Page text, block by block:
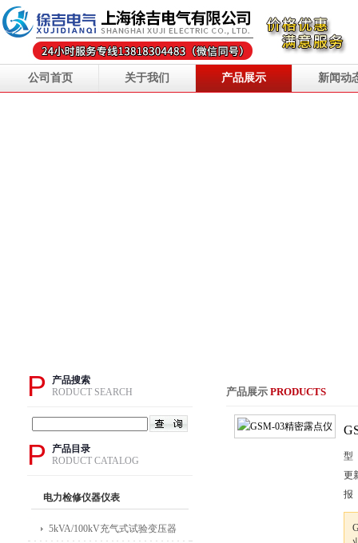
公司首页 关于我们 产品展示 新闻动
产品展示 PRODUCTS
型
更
报
P
产品搜索
RODUCT SEARCH
P
产品目录
RODUCT CATALOG
电力检修仪器仪表
5kVA/100kV充气式试验变压器